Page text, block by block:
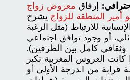
إرفاق معروض زواج
المنطقة للزواج يشرح
للارتباط (مثل الرغبة
أو وجود توافق اجتماعي
وثقافي كامل بين الطرفين).
كانت العروس المغربية تكبر
قرابة من الدرجة الأولى أو